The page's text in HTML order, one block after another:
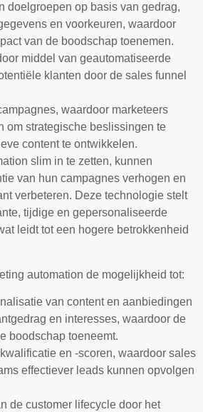
doelgroepen op basis van gedrag,
en voorkeuren, waardoor
van de boodschap toenemen.
middel van geautomatiseerde
klanten door de sales funnel
waardoor marketeers
om strategische beslissingen te
content te ontwikkelen.
slim in te zetten, kunnen
van hun campagnes verhogen en
verbeteren. Deze technologie stelt
tijdige en gepersonaliseerde
leidt tot een hogere betrokkenheid
automation de mogelijkheid tot:
van content en aanbiedingen
en interesses, waardoor de
boodschap toeneemt.
en -scoren, waardoor sales
effectiever leads kunnen opvolgen
de customer lifecycle door het